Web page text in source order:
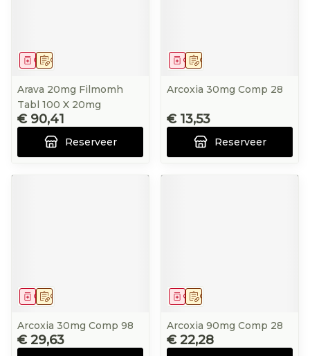
Op voorschrift
Geneesmiddel
Arava 20mg Filmomh
Tabl 100 X 20mg
€ 90,41
Reserveer
Op voorschrift
Geneesmiddel
Arcoxia 30mg Comp 28
€ 13,53
Reserveer
Op voorschrift
Geneesmiddel
Arcoxia 30mg Comp 98
€ 29,63
Op voorschrift
Geneesmiddel
Arcoxia 90mg Comp 28
€ 22,28